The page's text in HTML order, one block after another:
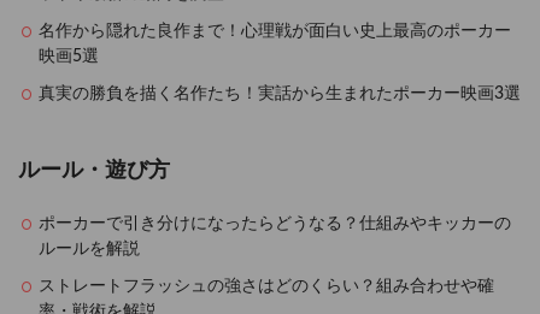
名作から隠れた良作まで！心理戦が面白い史上最高のポーカー
映画5選
真実の勝負を描く名作たち！実話から生まれたポーカー映画3選
ルール・遊び方
ポーカーで引き分けになったらどうなる？仕組みやキッカーの
ルールを解説
ストレートフラッシュの強さはどのくらい？組み合わせや確